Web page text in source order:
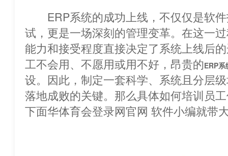
ERP系统的成功上线，不仅仅是软件
试，更是一场深刻的管理变革。在这一
能力和接受程度直接决定了系统上线后
工不会用、不愿用或用不好，昂贵的ERP系
设。因此，制定一套科学、系统且分层
落地成败的关键。那么具体如何培训员
下面华体育会登录网官网 软件小编就带